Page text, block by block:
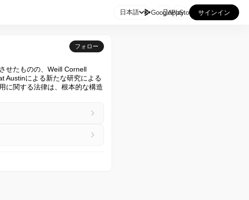
日本語 GooglePlay
AppStore サインイン
フォロー
せたものの、Weill Cornell
Austinによる新たな研究による
に関する法律は、根本的な構造